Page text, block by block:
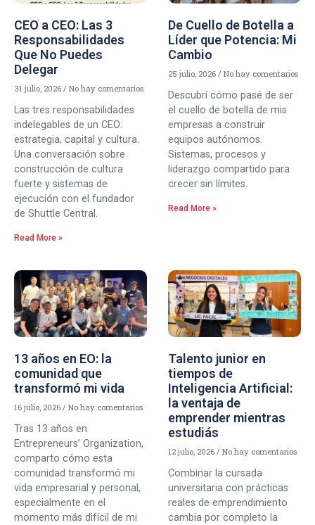
CEO a CEO: Las 3
Responsabilidades
Que No Puedes
Delegar
31 julio, 2026 No hay comentarios
Las tres responsabilidades
indelegables de un CEO:
estrategia, capital y cultura.
Una conversación sobre
construcción de cultura
fuerte y sistemas de
ejecución con el fundador
de Shuttle Central.
Read More »
De Cuello de Botella a
Líder que Potencia: Mi
Cambio
25 julio, 2026 No hay comentarios
Descubrí cómo pasé de ser
el cuello de botella de mis
empresas a construir
equipos autónomos.
Sistemas, procesos y
liderazgo compartido para
crecer sin límites.
Read More »
13 años en EO: la
comunidad que
transformó mi vida
16 julio, 2026 No hay comentarios
Tras 13 años en
Entrepreneurs’ Organization,
comparto cómo esta
comunidad transformó mi
vida empresarial y personal,
especialmente en el
momento más difícil de mi
Talento junior en
tiempos de
Inteligencia Artificial:
la ventaja de
emprender mientras
estudiás
12 julio, 2026 No hay comentarios
Combinar la cursada
universitaria con prácticas
reales de emprendimiento
cambia por completo la